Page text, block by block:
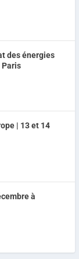
des énergies
Paris
| 13 et 14
à